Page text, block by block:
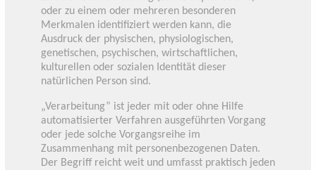
oder zu einem oder mehreren besonderen
Merkmalen identifiziert werden kann, die
Ausdruck der physischen, physiologischen,
genetischen, psychischen, wirtschaftlichen,
kulturellen oder sozialen Identität dieser
natürlichen Person sind.
„Verarbeitung” ist jeder mit oder ohne Hilfe
automatisierter Verfahren ausgeführten Vorgang
oder jede solche Vorgangsreihe im
Zusammenhang mit personenbezogenen Daten.
Der Begriff reicht weit und umfasst praktisch jeden